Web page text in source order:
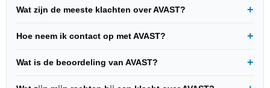
Wat zijn de meeste klachten over AVAST?
Hoe neem ik contact op met AVAST?
Wat is de beoordeling van AVAST?